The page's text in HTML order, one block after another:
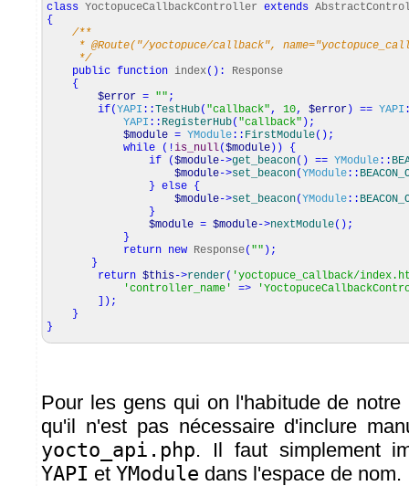
class YoctopuceCallbackController extends
{
/**
* @Route("/yoctopuce/callback",
*/
public function index( ) :
Response
{
$error = "" ;
if(YAPI ::TestHub( "callback", 10, $error ) == YAPI
YAPI :: RegisterHub( "callback" ) ;
$module = YModule :: FirstModule( ) ;
while
( !is_null($module ) )
{
if
($module->get_beacon( ) == YModule ::
$module->set_beacon(YModule ::
} else {
$module->set_beacon(YModule ::
}
$module = $module->nextModule( ) ;
}
return new Response( "" ) ;
}
return $this->render( 'yoctopuce_callback/
'controller_name'
=>
) ;
}
}
Pour les gens qui on l'habitude de notre
qu'il n'est pas nécessaire d'inclure
yocto_api.php. Il faut simplement
YAPI et YModule dans l'espace de nom.